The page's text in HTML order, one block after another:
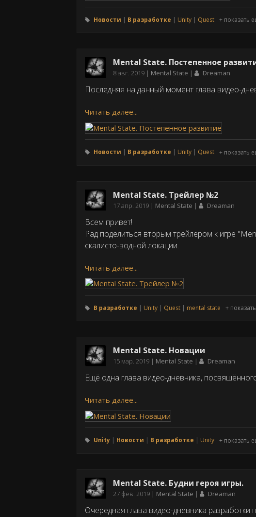
Новости В разработке Unity Quest + показать
Mental State. Постепенное
Дата
8 авг. 2019 Mental State Dreaman
Последняя на данный момент глава видео-
Читать далее...
Новости В разработке Unity Quest + показать
Mental State. Трейлер №2
Дата
17 апр. 2019 Mental State Dreaman
Всем привет!
Рад поделиться вторым трейлером к игре
скалисто-водной локации.
Читать далее...
В разработке Unity Quest mental state +
Mental State. Новации
Дата
15 мар. 2019 Mental State Dreaman
Ещё одна глава видео-дневника,
Читать далее...
Unity Новости В разработке Unity + показать
Mental State. Будни героя игры.
Дата
27 фев. 2019 Mental State Dreaman
Очередная глава видео-дневника разработки